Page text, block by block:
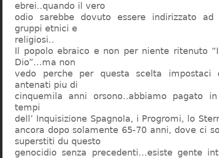
ebrei..quando il vero
odio sarebbe dovuto essere indirizzato
gruppi etnici e
religiosi..
Il popolo ebraico e non per niente ritenuto
Dio”…ma non
vedo perche per questa scelta
antenati piu di
cinquemila anni orsono..abbiamo pagato
tempi
dell’ Inquisizione Spagnola, i Progromi, lo
ancora dopo solamente 65-70 anni, dove ci
superstiti du questo
genocidio senza precedenti…esiste gente